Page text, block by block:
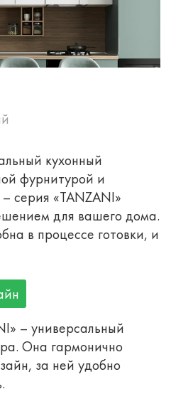
кухонный
фурнитурой и
серия «TANZANI»
для вашего дома.
в процессе готовки, и
– универсальный
Она гармонично
за ней удобно